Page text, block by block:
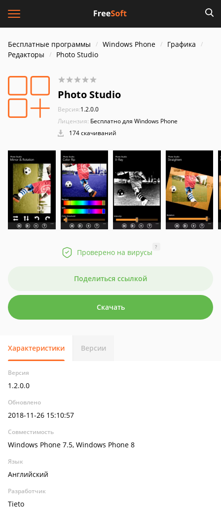
Бесплатные программы Windows Phone
Графика
Редакторы
Photo Studio
Photo Studio
Версия:1.2.0.0
Лицензия: Бесплатно для Windows Phone
174 скачиваний
Проверено на вирусы
?
Поделиться ссылкой
Скачать
Характеристики Версии
Версия
1.2.0.0
Обновлено
2018-11-26 15:10:57
Совместимость
Windows Phone 7.5, Windows Phone 8
Язык
Английский
Разработчик
Tieto